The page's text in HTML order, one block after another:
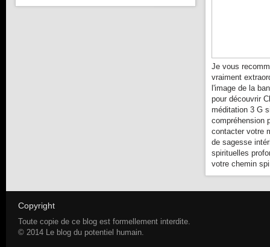
Je vous
vraiment
l'image de la
pour découvrir
méditation 3 G
compréhension
contacter votre
de sagesse
spirituelles
votre chemin
Copyright
Toute copie de ce blog est formellement interdite.
© 2014 Le blog du potentiel humain.